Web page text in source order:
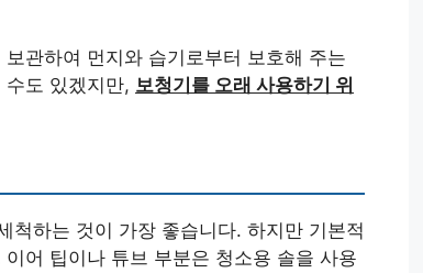
관하여 먼지와 습기로부터 보호해 주는
도 있겠지만, 보청기를 오래 사용하기 위
척하는 것이 가장 좋습니다. 하지만 기본적
어 팁이나 튜브 부분은 청소용 솔을 사용